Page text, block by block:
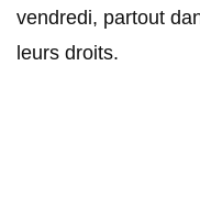
vendredi, partout
leurs droits.